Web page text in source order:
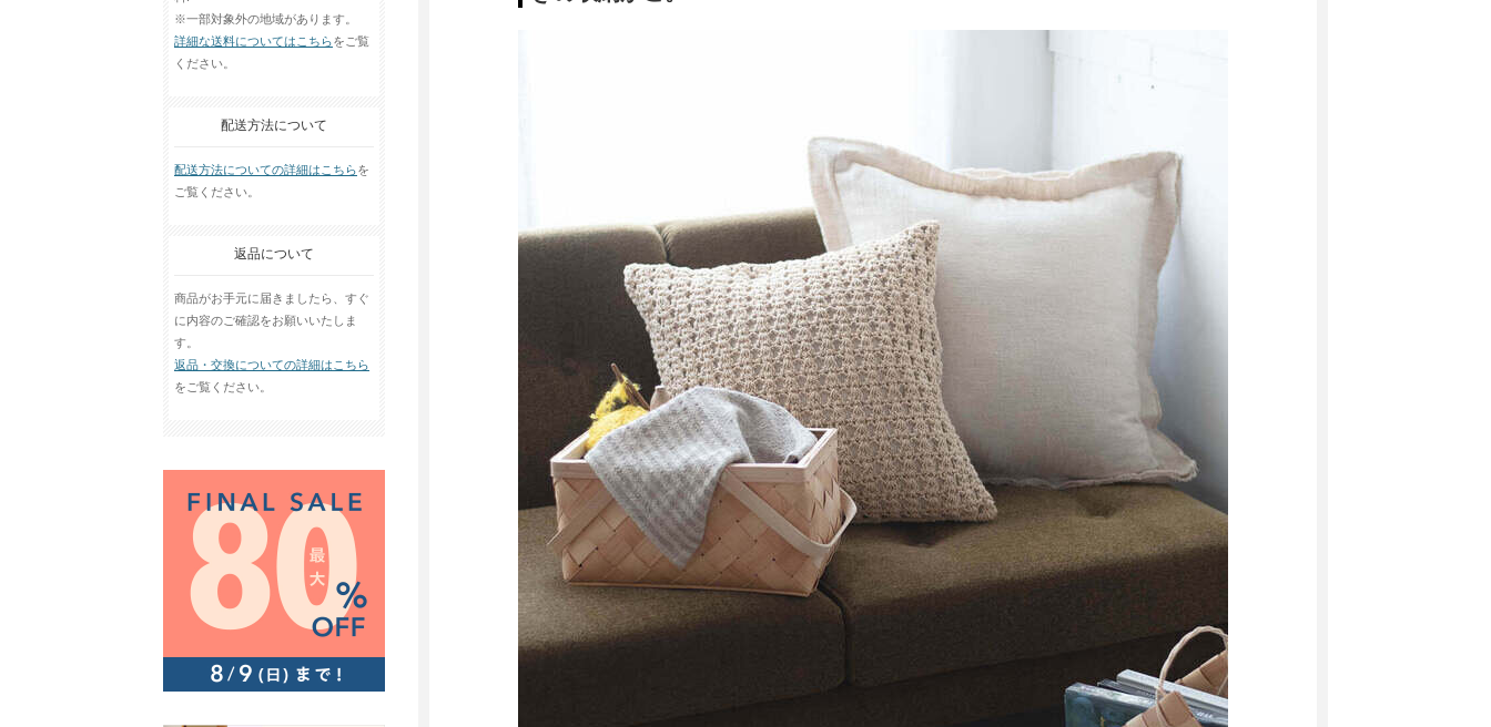
※一部対象外の地域があります。
詳細な送料についてはこちらをご覧
ください。
配送方法について
配送方法についての詳細はこちらを
ご覧ください。
返品について
商品がお手元に届きましたら、すぐ
に内容のご確認をお願いいたしま
す。
返品・交換についての詳細はこちら
をご覧ください。